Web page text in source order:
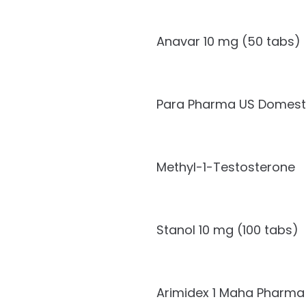
Anavar 10 mg (50 tabs)
Para Pharma US
Methyl-1-Testosterone
Stanol 10 mg (100 tabs)
Arimidex 1 Maha Pharma